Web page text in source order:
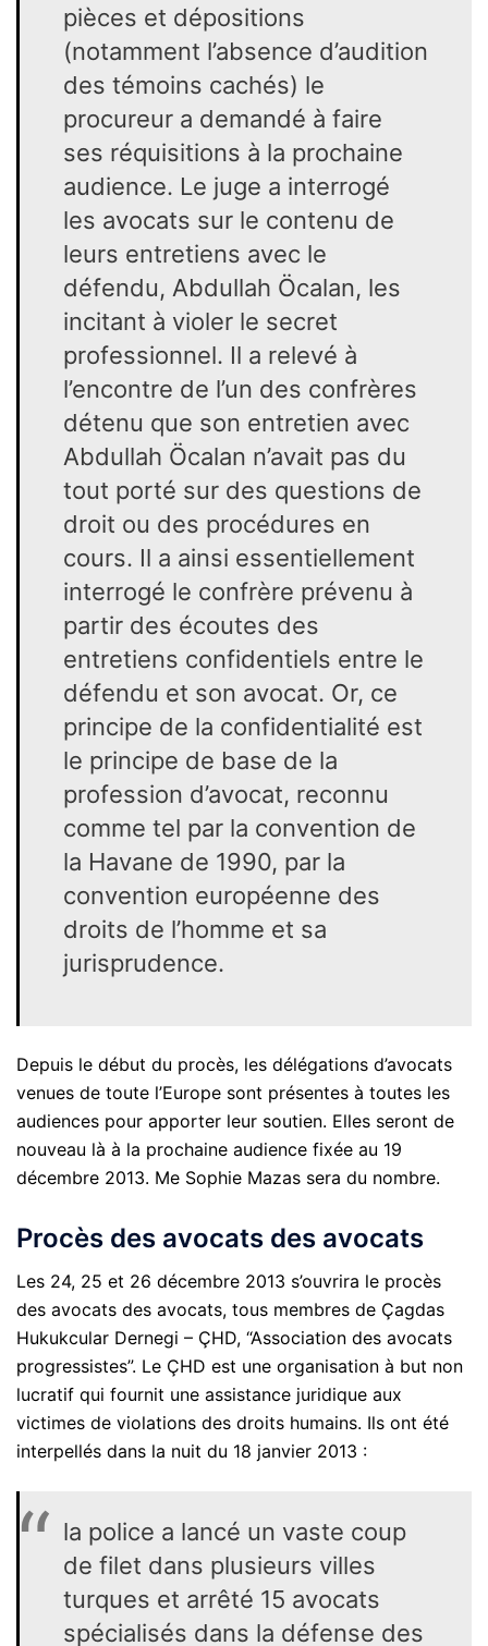
pièces et dépositions
(notamment l’absence d’audition
des témoins cachés) le
procureur a demandé à faire
ses réquisitions à la prochaine
audience. Le juge a interrogé
les avocats sur le contenu de
leurs entretiens avec le
défendu, Abdullah Öcalan, les
incitant à violer le secret
professionnel. Il a relevé à
l’encontre de l’un des confrères
détenu que son entretien avec
Abdullah Öcalan n’avait pas du
tout porté sur des questions de
droit ou des procédures en
cours. Il a ainsi essentiellement
interrogé le confrère prévenu à
partir des écoutes des
entretiens confidentiels entre le
défendu et son avocat. Or, ce
principe de la confidentialité est
le principe de base de la
profession d’avocat, reconnu
comme tel par la convention de
la Havane de 1990, par la
convention européenne des
droits de l’homme et sa
jurisprudence.
Depuis le début du procès, les délégations d’avocats
venues de toute l’Europe sont présentes à toutes les
audiences pour apporter leur soutien. Elles seront de
nouveau là à la prochaine audience fixée au 19
décembre 2013. Me Sophie Mazas sera du nombre.
Procès des avocats des avocats
Les 24, 25 et 26 décembre 2013 s’ouvrira le procès
des avocats des avocats, tous membres de Çagdas
Hukukcular Dernegi – ÇHD, “Association des avocats
progressistes”. Le ÇHD est une organisation à but non
lucratif qui fournit une assistance juridique aux
victimes de violations des droits humains. Ils ont été
interpellés dans la nuit du 18 janvier 2013 :
la police a lancé un vaste coup
de filet dans plusieurs villes
turques et arrêté 15 avocats
spécialisés dans la défense des